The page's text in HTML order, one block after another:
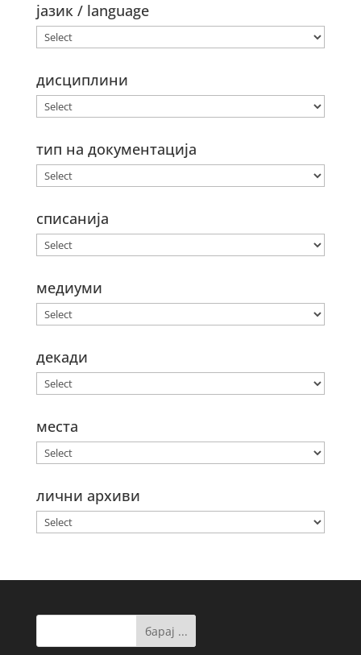
јазик / language
дисциплини
тип на документација
списанија
медиуми
декади
места
лични архиви